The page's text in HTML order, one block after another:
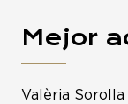
Mejor
Valèria Sorolla